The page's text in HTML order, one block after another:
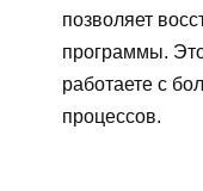
позволяет
программы.
работаете с
процессов.